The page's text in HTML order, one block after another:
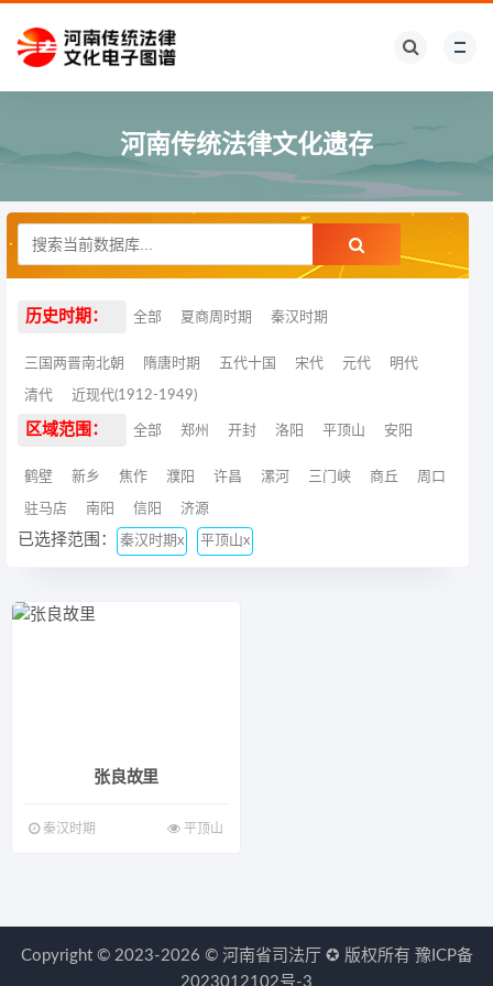
河南传统法律文化遗存
历史时期： 全部 夏商周时期 秦汉时期
三国两晋南北朝 隋唐时期 五代十国 宋代 元代 明代
清代 近现代(1912-1949)
区域范围： 全部 郑州 开封 洛阳 平顶山 安阳
鹤壁 新乡 焦作 濮阳 许昌 漯河 三门峡 商丘 周口
驻马店 南阳 信阳 济源
已选择范围： 秦汉时期x 平顶山x
张良故里
秦汉时期 平顶山
Copyright © 2023-2026 © 河南省司法厅 ✪ 版权所有 豫ICP备
2023012102号-3